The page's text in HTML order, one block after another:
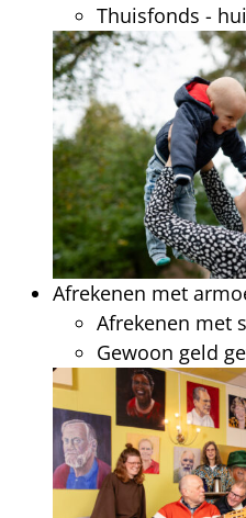
Thuisfonds -
Afrekenen met
Afrekenen met
Gewoon geld